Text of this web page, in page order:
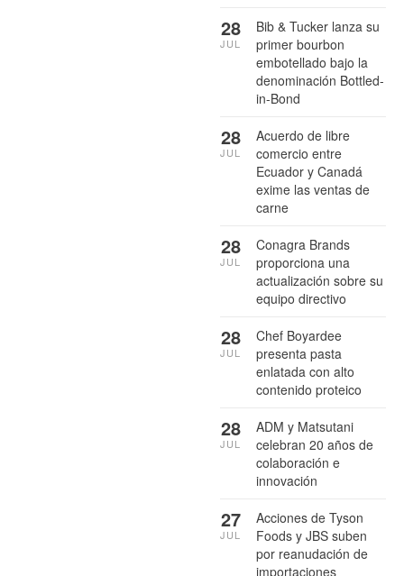
Bib & Tucker lanza su
primer bourbon
embotellado bajo la
denominación Bottled-
in-Bond
28
JUL
Acuerdo de libre
comercio entre
Ecuador y Canadá
exime las ventas de
carne
28
JUL
Conagra Brands
proporciona una
actualización sobre su
equipo directivo
28
JUL
Chef Boyardee
presenta pasta
enlatada con alto
contenido proteico
28
JUL
ADM y Matsutani
celebran 20 años de
colaboración e
innovación
28
JUL
Acciones de Tyson
Foods y JBS suben
por reanudación de
importaciones
27
JUL